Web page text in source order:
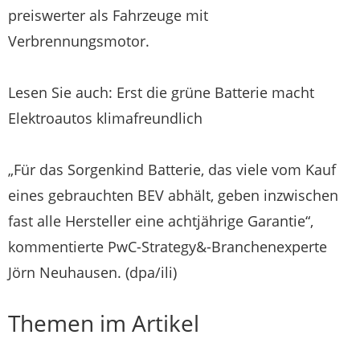
preiswerter als Fahrzeuge mit
Verbrennungsmotor.
Lesen Sie auch: Erst die grüne Batterie macht
Elektroautos klimafreundlich
„Für das Sorgenkind Batterie, das viele vom Kauf
eines gebrauchten BEV abhält, geben inzwischen
fast alle Hersteller eine achtjährige Garantie“,
kommentierte PwC-Strategy&-Branchenexperte
Jörn Neuhausen. (dpa/ili)
Themen im Artikel